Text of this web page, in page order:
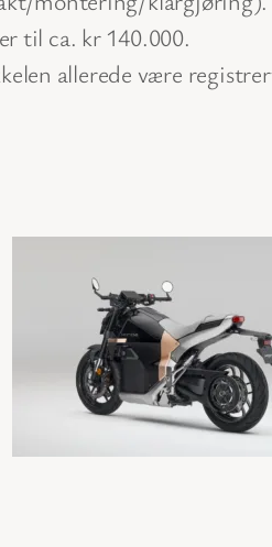
til ca. kr 140.000.
allerede være